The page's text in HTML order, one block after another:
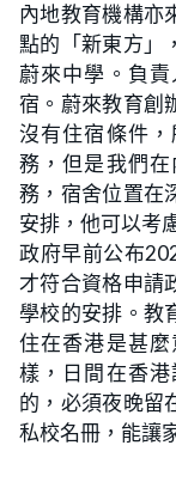
內地教育機構亦
點的「新東方」
蔚來中學。負
宿。蔚來教育創
沒有住宿條件
務，但是我們
務，宿舍位置在
安排，他可以考
政府早前公布
才符合資格申請
學校的安排。教
住在香港是甚
樣，日間在香
的，必須夜晚留
私校名冊，能讓